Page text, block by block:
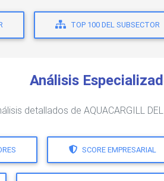
TOP 100 DEL SUBSECTOR
Análisis
detallados de AQUACARGILL DEL
SCORE EMPRESARIAL